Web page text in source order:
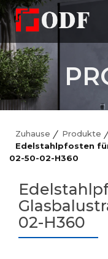
Zuhause Produkte
Edelstahlpfosten
02-50-02-H360
02-H360